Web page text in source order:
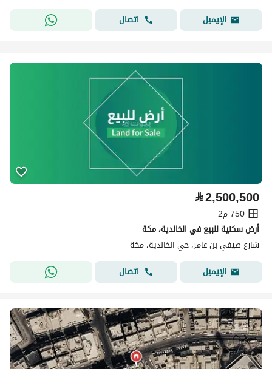
الإيميل
اتصال
⃁2,500,500
750 م2
أرض سكنية للبيع في الخالدية، مكة
شارع صيفي بن عامر، حي الخالدية، مكة
الإيميل
اتصال